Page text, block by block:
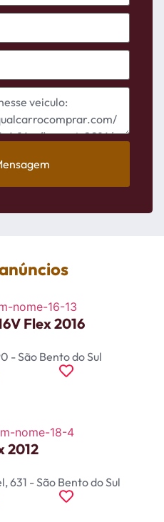
Flex 2016
- São Bento do Sul
2012
631 - São Bento do Sul